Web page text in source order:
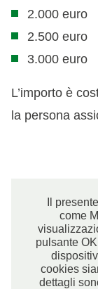
2.000 euro
2.500 euro
3.000 euro
L’importo è
la persona
Il
come
pulsante
cookies
dettagli